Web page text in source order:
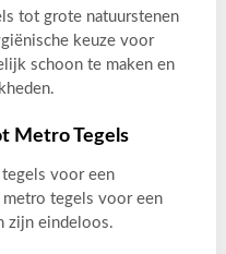
tot grote natuurstenen
keuze voor
schoon te maken en
Metro Tegels
voor een
tegels voor een
zijn eindeloos.